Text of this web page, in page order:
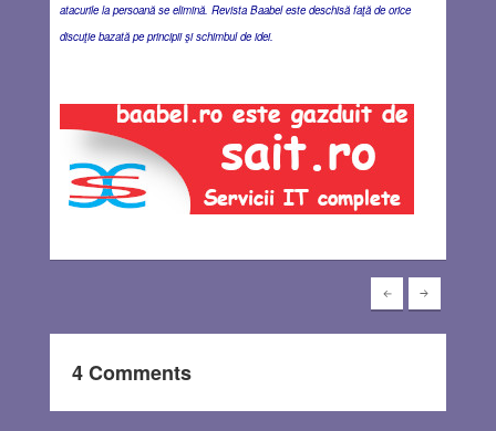
atacurile la persoană se elimină. Revista Baabel este deschisă faţă de orice
discuţie bazată pe principii şi schimbul de idei.
4 Comments